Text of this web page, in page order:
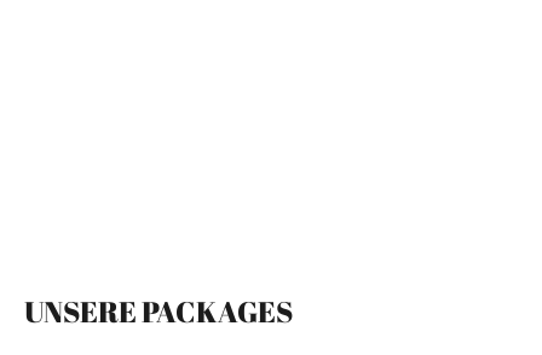
UNSERE PACKAGES